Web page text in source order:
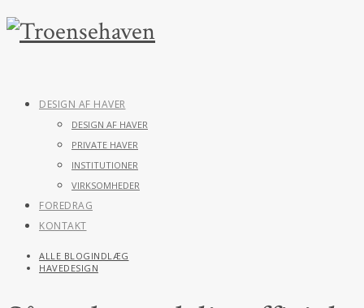
DESIGN AF HAVER
DESIGN AF HAVER
PRIVATE HAVER
INSTITUTIONER
VIRKSOMHEDER
FOREDRAG
KONTAKT
ALLE BLOGINDLÆG
HAVEDESIGN